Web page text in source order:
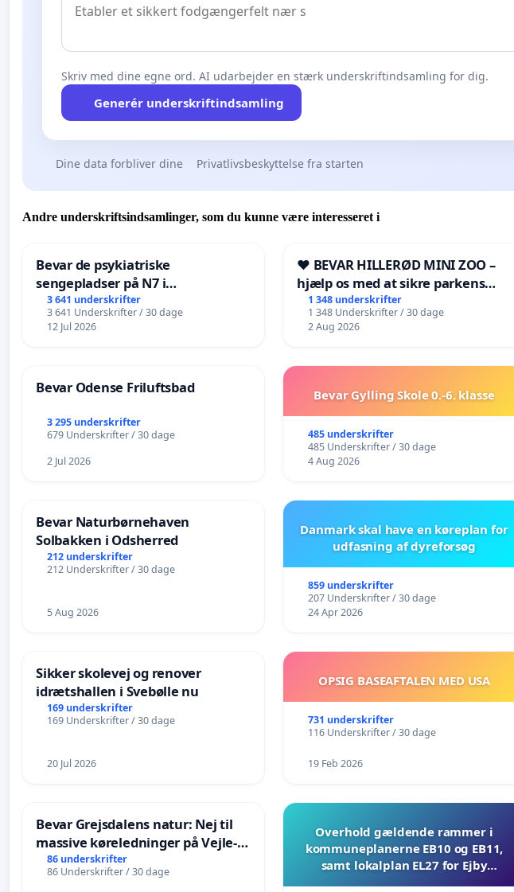
Skriv med dine egne ord. AI udarbejder en stærk underskriftindsamling for dig.
Generér underskriftindsamling
Dine data forbliver dine Privatlivsbeskyttelse fra starten
Andre underskriftsindsamlinger, som du kunne være interesseret i
Bevar de psykiatriske
sengepladser på N7 i
Frederikshavn
3 641 underskrifter
3 641 Underskrifter / 30 dage
12 Jul 2026
❤️ BEVAR HILLERØD MINI ZOO –
hjælp os med at sikre parkens
fremtid ❤️
1 348 underskrifter
1 348 Underskrifter / 30 dage
2 Aug 2026
Bevar Odense Friluftsbad
3 295 underskrifter
679 Underskrifter / 30 dage
2 Jul 2026
Bevar Gylling Skole 0.-6. klasse
485 underskrifter
485 Underskrifter / 30 dage
4 Aug 2026
Bevar Naturbørnehaven
Solbakken i Odsherred
212 underskrifter
212 Underskrifter / 30 dage
5 Aug 2026
Danmark skal have en køreplan for
udfasning af dyreforsøg
859 underskrifter
207 Underskrifter / 30 dage
24 Apr 2026
Sikker skolevej og renover
idrætshallen i Svebølle nu
169 underskrifter
169 Underskrifter / 30 dage
20 Jul 2026
OPSIG BASEAFTALEN MED USA
731 underskrifter
116 Underskrifter / 30 dage
19 Feb 2026
Bevar Grejsdalens natur: Nej til
massive køreledninger på Vejle-
Struer-banen
86 underskrifter
86 Underskrifter / 30 dage
Overhold gældende rammer i
kommuneplanerne EB10 og EB11,
samt lokalplan EL27 for Ejby